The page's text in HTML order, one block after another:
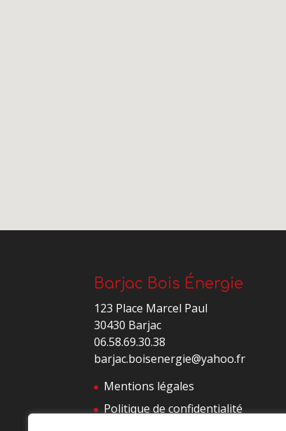
Barjac Bois Énergie
123 Place Marcel Paul
30430 Barjac
06.58.69.30.38
barjac.boisenergie@yahoo.fr
Mentions légales
Politique de confidentialité